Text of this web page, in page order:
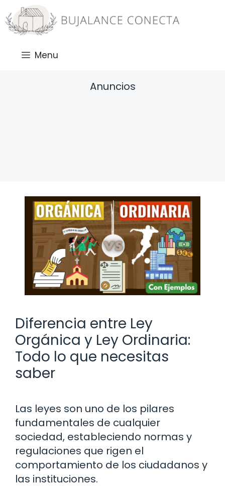
Saltar
al
contenido
Menu
Anuncios
Diferencia entre Ley
Orgánica y Ley Ordinaria:
Todo lo que necesitas
saber
Las leyes son uno de los pilares
fundamentales de cualquier
sociedad, estableciendo normas y
regulaciones que rigen el
comportamiento de los ciudadanos y
las instituciones.